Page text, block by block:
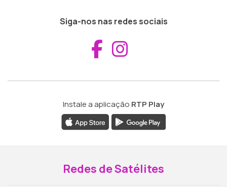
Siga-nos nas redes sociais
Aceder ao
Instale a aplicação RTP Play
Redes de Satélites